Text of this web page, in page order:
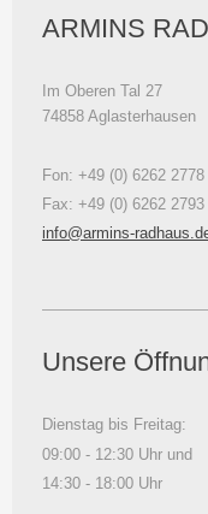
ARMINS
Im Oberen Tal 27
74858 Aglasterhausen
Fon: +49 (0) 6262 2778
Fax: +49 (0) 6262 2793
info@armins-
Unsere
Dienstag bis Freitag:
09:00 - 12:30 Uhr und
14:30 - 18:00 Uhr